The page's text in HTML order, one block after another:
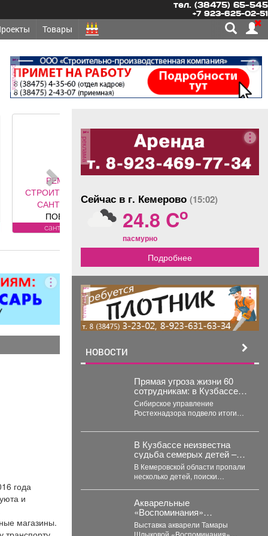
тел. (38475) 65-545
+7 923-625-02-51
Товары
реклама
-
на
года
и
магазины.
реклама
Сейчас в г. Кемерово (15:02)
24.8 Co
пасмурно
Подробнее
реклама
НОВОСТИ
Прямая угроза жизни 60
сотрудникам: в Кузбассе
закрыли еще 3 шахты
Сибирское управление
Ростехнадзора подвело итоги
Кузбасса. Как сообщает
официальный представитель...
В Кузбассе неизвестна
судьба семерых детей –
как сквозь землю
провалились
В Кемеровской области пропали
несколько детей, поиски
Акварельные
«Воспоминания»
притягивают гостей со всей
области
Выставка акварели Тамары